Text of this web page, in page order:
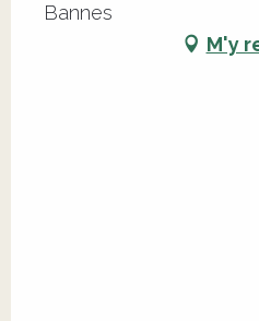
Bannes
M'y